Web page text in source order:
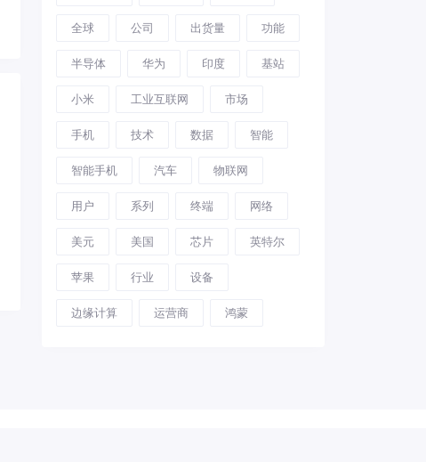
全球 公司 出货量 功能
半导体 华为 印度 基站
小米 工业互联网 市场
手机 技术 数据 智能
智能手机 汽车 物联网
用户 系列 终端 网络
美元 美国 芯片 英特尔
苹果 行业 设备
边缘计算 运营商 鸿蒙